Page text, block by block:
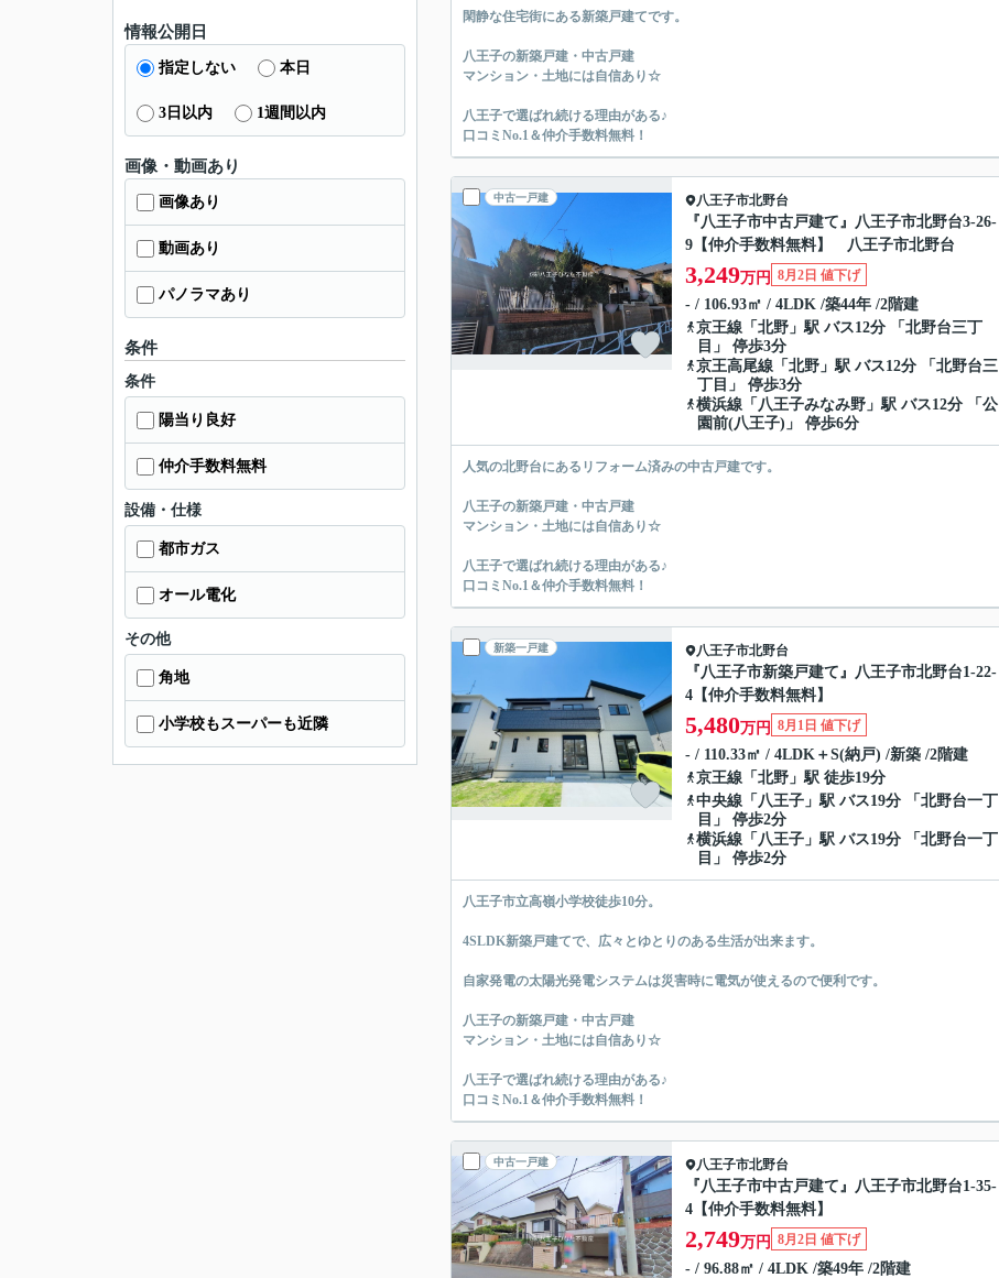
閑静な住宅街にある新築戸建てです。
八王子の新築戸建・中古戸建
マンション・土地には自信あり☆
八王子で選ばれ続ける理由がある♪
口コミNo.1＆仲介手数料無料！
中古一戸建 八王子市北野台
『八王子市中古戸建て』八王子市北野台3-26-
9【仲介手数料無料】 八王子市北野台
3,249万円 8月2日 値下げ
- / 106.93㎡ / 4LDK /築44年 /2階建
京王線 「 北野 」駅 バス12分 「北野台三丁
目」 停歩3分
京王高尾線 「 北野 」駅 バス12分 「北野台三
丁目」 停歩3分
横浜線 「 八王子みなみ野 」駅 バス12分 「公
園前(八王子)」 停歩6分
人気の北野台にあるリフォーム済みの中古戸建です。
八王子の新築戸建・中古戸建
マンション・土地には自信あり☆
八王子で選ばれ続ける理由がある♪
口コミNo.1＆仲介手数料無料！
新築一戸建 八王子市北野台
『八王子市新築戸建て』八王子市北野台1-22-
4【仲介手数料無料】
5,480万円 8月1日 値下げ
- / 110.33㎡ / 4LDK＋S(納戸) /新築 /2階建
京王線 「 北野 」駅 徒歩19分
中央線 「 八王子 」駅 バス19分 「北野台一丁
目」 停歩2分
横浜線 「 八王子 」駅 バス19分 「北野台一丁
目」 停歩2分
八王子市立高嶺小学校徒歩10分。
4SLDK新築戸建てで、広々とゆとりのある生活が出来ます。
自家発電の太陽光発電システムは災害時に電気が使えるので便利です。
八王子の新築戸建・中古戸建
マンション・土地には自信あり☆
八王子で選ばれ続ける理由がある♪
口コミNo.1＆仲介手数料無料！
中古一戸建 八王子市北野台
『八王子市中古戸建て』八王子市北野台1-35-
4【仲介手数料無料】
2,749万円 8月2日 値下げ
- / 96.88㎡ / 4LDK /築49年 /2階建
情報公開日
指定しない 本日
3日以内 1週間以内
画像・動画あり
画像あり
動画あり
パノラマあり
条件
条件
陽当り良好
仲介手数料無料
設備・仕様
都市ガス
オール電化
その他
角地
小学校もスーパーも近隣